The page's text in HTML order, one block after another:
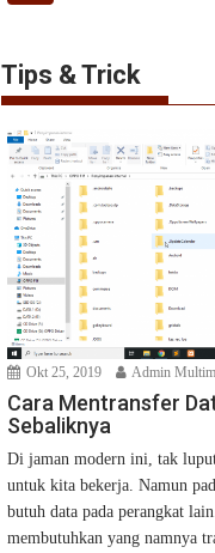
Tips & Trick
Okt 25, 2019 Admin
Cara Mentransfer
Sebaliknya
Di jaman modern ini, tak
untuk kita bekerja. Namun
butuh data pada perangkat
membutuhkan yang namnya